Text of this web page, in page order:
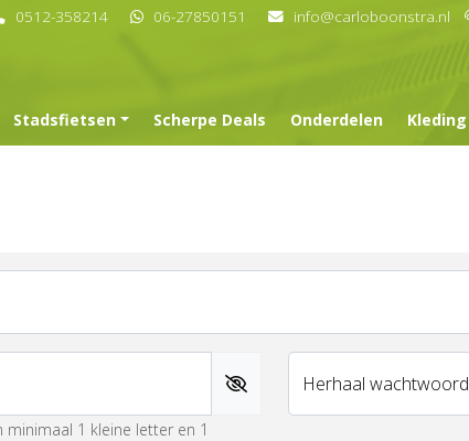
0512-358214 06-27850151 info@carloboonstra.nl
Stadsfietsen Scherpe Deals Onderdelen Kleding
1 kleine letter en 1
Herhaal wachtwoord